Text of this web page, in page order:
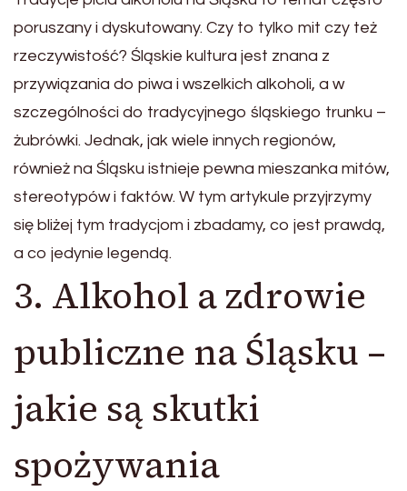
poruszany i dyskutowany. Czy to tylko mit czy też
rzeczywistość? Śląskie kultura jest znana z
przywiązania do piwa i wszelkich alkoholi, a w
szczególności do tradycyjnego śląskiego trunku –
żubrówki. Jednak, jak wiele innych regionów,
również na Śląsku istnieje pewna mieszanka mitów,
stereotypów i faktów. W tym artykule przyjrzymy
się bliżej tym tradycjom i zbadamy, co jest prawdą,
a co jedynie legendą.
3. Alkohol a zdrowie
publiczne na Śląsku –
jakie są skutki
spożywania